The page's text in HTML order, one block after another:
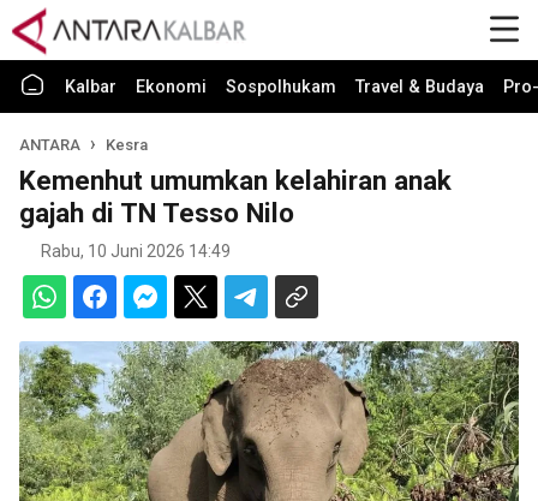
Kalbar Ekonomi Sospolhukam Travel & Budaya
ANTARA Kesra
Kemenhut umumkan kelahiran anak
gajah di TN Tesso Nilo
Rabu, 10 Juni 2026 14:49